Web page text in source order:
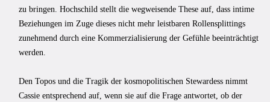
zu bringen. Hochschild stellt die wegweisende These auf, dass intime
Beziehungen im Zuge dieses nicht mehr leistbaren Rollensplittings
zunehmend durch eine Kommerzialisierung der Gefühle beeinträchtigt
werden.
Den Topos und die Tragik der kosmopolitischen Stewardess nimmt
Cassie entsprechend auf, wenn sie auf die Frage antwortet, ob der